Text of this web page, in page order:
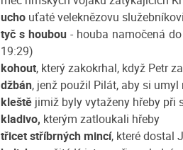
ucho uťaté veleknězovu služebníkovi
tyč s houbou - houba namočená
19:29)
kohout, který zakokrhal, když Petr
džbán, jenž použil Pilát, aby si
kleště jimiž byly vytaženy hřeby při
kladivo, kterým zatloukali hřeby
třicet stříbrných mincí, které dostal